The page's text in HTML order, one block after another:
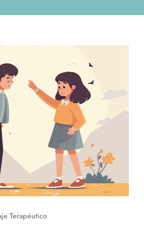
Terapéutico